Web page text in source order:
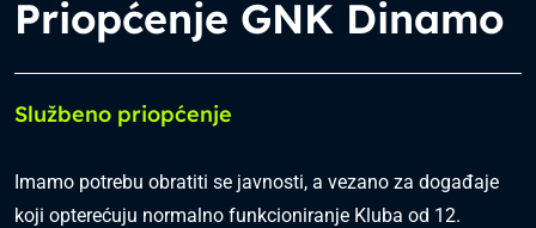
Priopćenje GNK Dinamo
Službeno priopćenje
Imamo potrebu obratiti se javnosti, a vezano za događaje
koji opterećuju normalno funkcioniranje Kluba od 12.